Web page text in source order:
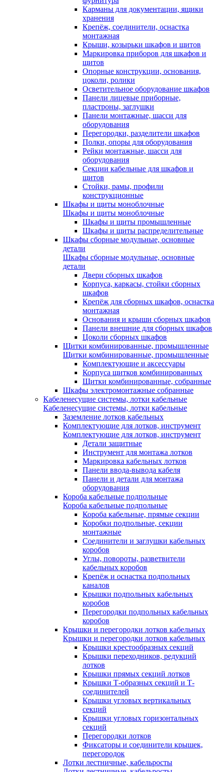
Карманы для документации, ящики
хранения
Крепёж, соединители, оснастка
монтажная
Крыши, козырьки шкафов и щитов
Маркировка приборов для шкафов и
щитов
Опорные конструкции, основания,
цоколи, ролики
Осветительное оборудование шкафов
Панели лицевые приборные,
пластроны, заглушки
Панели монтажные, шасси для
оборудования
Перегородки, разделители шкафов
Полки, опоры для оборудования
Рейки монтажные, шасси для
оборудования
Секции кабельные для шкафов и
щитов
Стойки, рамы, профили
конструкционные
Шкафы и щиты моноблочные
Шкафы и щиты моноблочные
Шкафы и щиты промышленные
Шкафы и щиты распределительные
Шкафы сборные модульные, основные
детали
Шкафы сборные модульные, основные
детали
Двери сборных шкафов
Корпуса, каркасы, стойки сборных
шкафов
Крепёж для сборных шкафов, оснастка
монтажная
Основания и крыши сборных шкафов
Панели внешние для сборных шкафов
Цоколи сборных шкафов
Щитки комбинированные, промышленные
Щитки комбинированные, промышленные
Комплектующие и аксессуары
Корпуса щитков комбинированных
Щитки комбинированные, собранные
Шкафы электромонтажные собранные
Кабеленесущие системы, лотки кабельные
Кабеленесущие системы, лотки кабельные
Заземление лотков кабельных
Комплектующие для лотков, инструмент
Комплектующие для лотков, инструмент
Детали защитные
Инструмент для монтажа лотков
Маркировка кабельных лотков
Панели ввода-вывода кабеля
Панели и детали для монтажа
оборудования
Короба кабельные подпольные
Короба кабельные подпольные
Короба кабельные, прямые секции
Коробки подпольные, секции
монтажные
Соединители и заглушки кабельных
коробов
Углы, повороты, разветвители
кабельных коробов
Крепёж и оснастка подпольных
каналов
Крышки подпольных кабельных
коробов
Перегородки подпольных кабельных
коробов
Крышки и перегородки лотков кабельных
Крышки и перегородки лотков кабельных
Крышки крестообразных секций
Крышки переходников, редукций
лотков
Крышки прямых секций лотков
Крышки Т-образных секций и Т-
соединителей
Крышки угловых вертикальных
секций
Крышки угловых горизонтальных
секций
Перегородки лотков
Фиксаторы и соединители крышек,
перегородок
Лотки лестничные, кабельросты